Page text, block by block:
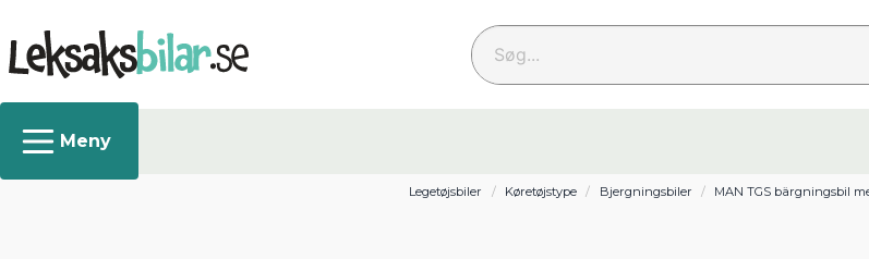
Søg...
Legetøjsbiler Køretøjstype Bjergningsbiler MAN TGS bärgningsbil